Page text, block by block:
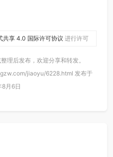
共享 4.0 国际许可协议 进行许可
整理后发布，欢迎分享和转发。
jiaoyu/6228.html 发布于
8月6日